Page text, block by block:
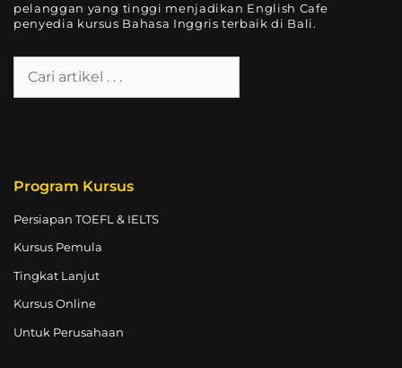
pelanggan yang tinggi menjadikan English Cafe
penyedia kursus Bahasa Inggris terbaik di Bali.
Program Kursus
Persiapan TOEFL & IELTS
Kursus Pemula
Tingkat Lanjut
Kursus Online
Untuk Perusahaan